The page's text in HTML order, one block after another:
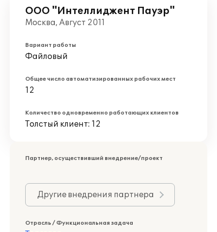
ООО "Интеллиджент Пауэр"
Москва, Август 2011
Вариант работы
Файловый
Общее число автоматизированных рабочих мест
12
Количество одновременно работающих клиентов
Толстый клиент: 12
Партнер, осуществивший внедрение/проект
Другие внедрения партнера
Отрасль / Функциональная задача